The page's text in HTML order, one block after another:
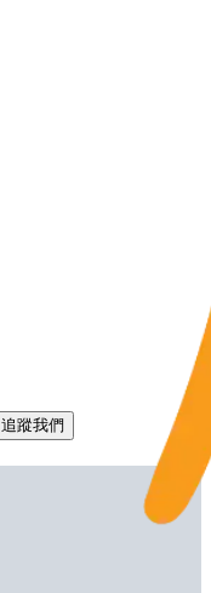
追蹤我們